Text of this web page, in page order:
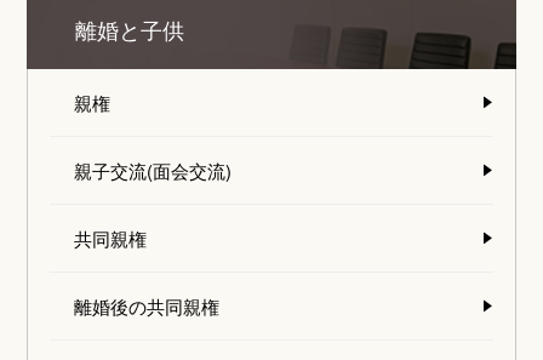
離婚と子供
親権
親子交流(面会交流)
共同親権
離婚後の共同親権